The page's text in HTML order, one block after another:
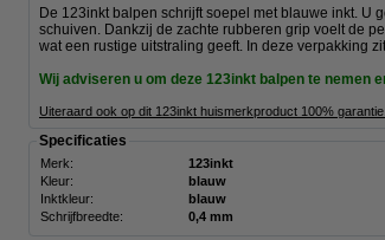
De 123inkt balpen schrijft soepel met blauwe inkt. U
schuiven. Dankzij de zachte rubberen grip voelt de
wat een rustige uitstraling geeft. In deze verpakking
Wij adviseren u om deze 123inkt balpen te nemen
Uiteraard ook op dit 123inkt huismerkproduct 100% garantie.
Specificaties
Merk: 123inkt
Kleur:
blauw
Inktkleur:
blauw
Schrijfbreedte:
0,4 mm